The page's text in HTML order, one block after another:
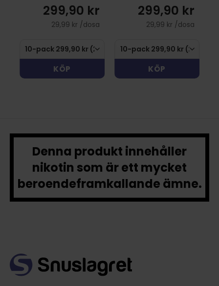
299,90 kr
29,99 kr /dosa
KÖP
299,90 kr
29,99 kr /dosa
KÖP
Denna produkt innehåller
nikotin som är ett mycket
beroendeframkallande ämne.